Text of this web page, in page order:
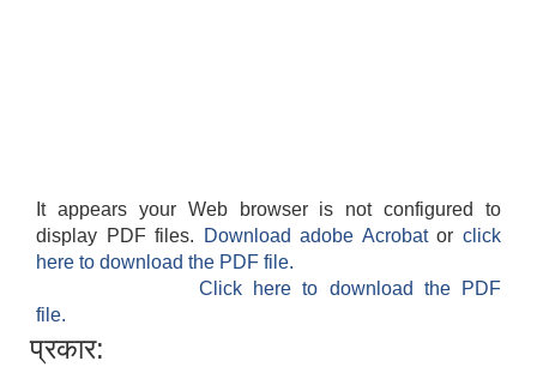
It appears your Web browser is not configured to
display PDF files.
Download adobe Acrobatorclick
here to download the PDF file.
Click here to download the PDF
file.
प्रकार: